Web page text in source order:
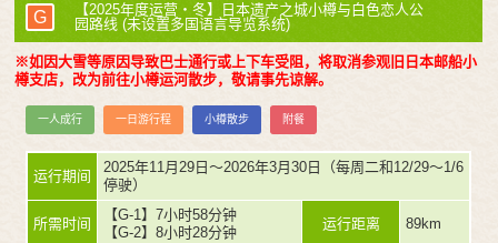
G
【2025年度运营・冬】日本遗产之城小樽与白色恋人公
园路线 (未设置多国语言导览系统)
※如因大雪等原因导致巴士通行或上下车受阻，将取消参观旧日本邮船小
樽支店，改为前往小樽运河散步，敬请事先谅解。
一人成行 一日游行程 小樽散步 附餐
运行期间
2025年11月29日～2026年3月30日（每周二和12/29～1/6
停驶）
所需时间
【G-1】7小时58分钟
【G-2】8小时28分钟
运行距离 89km